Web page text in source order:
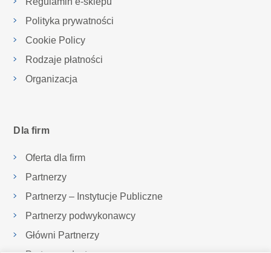
Polityka prywatności
Cookie Policy
Rodzaje płatności
Organizacja
Dla firm
Oferta dla firm
Partnerzy
Partnerzy – Instytucje Publiczne
Partnerzy podwykonawcy
Główni Partnerzy